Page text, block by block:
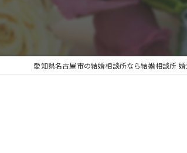
無
愛知県名古屋市の結婚相談所なら結婚相談所